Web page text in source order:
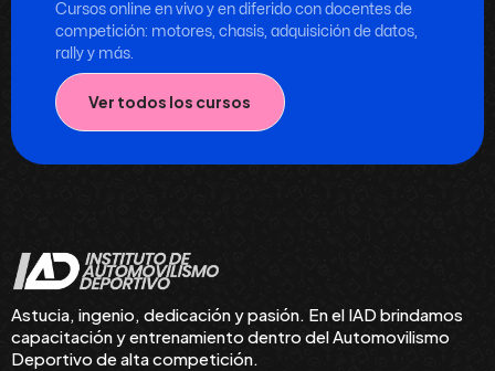
Cursos online en vivo y en diferido con docentes de
competición: motores, chasis, adquisición de datos,
rally y más.
Ver todos los cursos
Astucia, ingenio, dedicación y pasión. En el IAD brindamos
capacitación y entrenamiento dentro del Automovilismo
Deportivo de alta competición.